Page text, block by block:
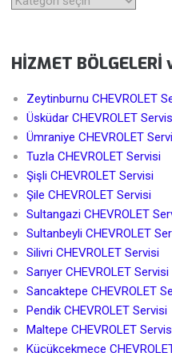
HİZMET
Zeytinburnu CHEVROLET
Üsküdar CHEVROLET
Ümraniye CHEVROLET
Tuzla CHEVROLET Servisi
Şişli CHEVROLET Servisi
Şile CHEVROLET Servisi
Sultangazi CHEVROLET
Sultanbeyli CHEVROLET
Silivri CHEVROLET Servisi
Sarıyer CHEVROLET Servisi
Sancaktepe CHEVROLET
Pendik CHEVROLET Servisi
Maltepe CHEVROLET
Küçükçekmece